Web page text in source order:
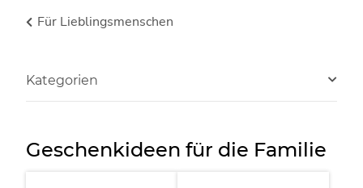
Für Lieblingsmenschen
Geschenkideen für die Familie
Kategorien